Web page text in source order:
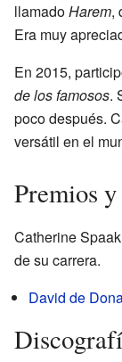
llamadoHarem,
Era muy
En 2015,
de los famosos.
poco después.
versátil en el
Premios
Catherine
de su carrera.
David de